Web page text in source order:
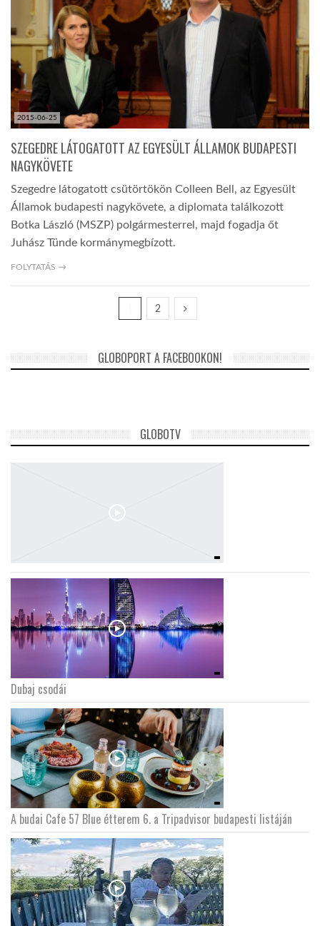
2015-06-25
SZEGEDRE LÁTOGATOTT AZ EGYESÜLT ÁLLAMOK BUDAPESTI
NAGYKÖVETE
Szegedre látogatott csütörtökön Colleen Bell, az Egyesült
Államok budapesti nagykövete, a diplomata találkozott
Botka László (MSZP) polgármesterrel, majd fogadja őt
Juhász Tünde kormánymegbízott.
FOLYTATÁS →
2
GLOBOPORT A FACEBOOKON!
GLOBOTV
Dubaj csodái
A budai Cafe 57 Blue étterem 6. a Tripadvisor budapesti listáján